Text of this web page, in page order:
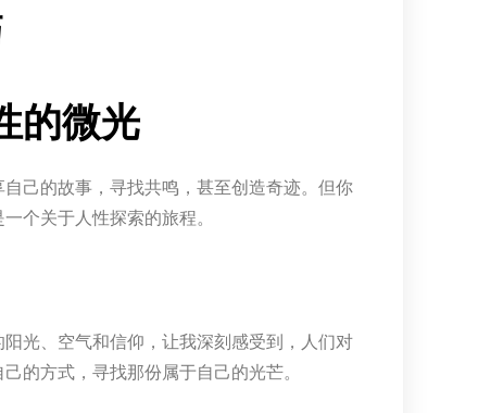
的微光
己的故事，寻找共鸣，甚至创造奇迹。但你
个关于人性探索的旅程。
光、空气和信仰，让我深刻感受到，人们对
的方式，寻找那份属于自己的光芒。